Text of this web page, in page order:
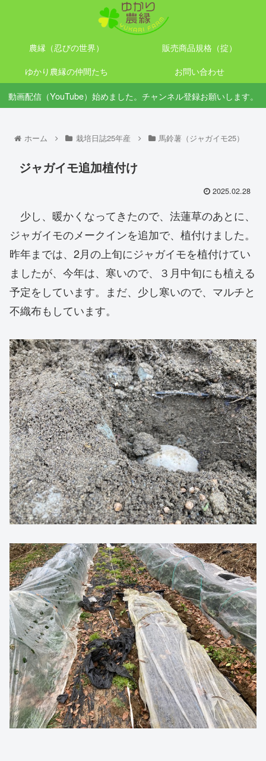
農縁（忍びの世界）
販売商品規格（掟）
ゆかり農縁の仲間たち
お問い合わせ
動画配信（YouTube）始めました。チャンネル登録お願いします。
ホーム 栽培日誌25年産 馬鈴薯（ジャガイモ25）
ジャガイモ追加植付け
2025.02.28
少し、暖かくなってきたので、法蓮草のあとに、
ジャガイモのメークインを追加で、植付けました。
昨年までは、2月の上旬にジャガイモを植付けてい
ましたが、今年は、寒いので、３月中旬にも植える
予定をしています。まだ、少し寒いので、マルチと
不織布もしています。